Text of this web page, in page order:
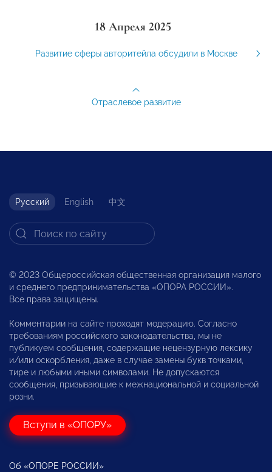
18 Апреля 2025
Развитие сферы авторитейла обсудили в Москве
Отраслевое развитие
Русский English 中文
© 2023 Общероссийская общественная организация малого
и среднего предпринимательства «ОПОРА РОССИИ».
Все права защищены.
Комментарии на сайте проходят модерацию. Согласно
требованиям российского законодательства, мы не
публикуем сообщения, содержащие нецензурную лексику
и/или оскорбления, даже в случае замены букв точками,
тире и любыми иными символами. Не допускаются
сообщения, призывающие к межнациональной и социальной
розни.
Вступи в «ОПОРУ»
Об «ОПОРЕ РОССИИ»